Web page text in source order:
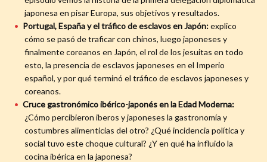
japonesa en pisar Europa, sus objetivos y resultados.
Portugal, España y el tráfico de esclavos en Japón:explico
cómo se pasó de traficar con chinos, luego japoneses y
finalmente coreanos en Japón, el rol de los jesuitas en todo
esto, la presencia de esclavos japoneses en el Imperio
español, y por qué terminó el tráfico de esclavos japoneses y
coreanos.
Cruce gastronómico ibérico-japonés en la Edad Moderna:
¿Cómo percibieron iberos y japoneses la gastronomía y
costumbres alimenticias del otro? ¿Qué incidencia política y
social tuvo este choque cultural? ¿Y en qué ha influido la
cocina ibérica en la japonesa?